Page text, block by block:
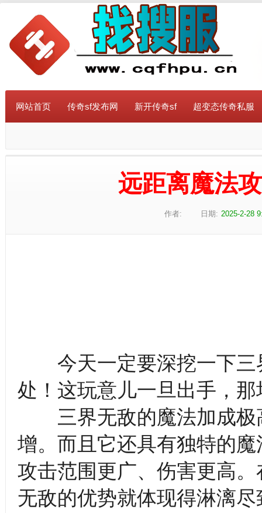
网站首页 传奇sf发布网 新开传奇sf 超变态传奇私服
远距离魔法
作者: 日期: 2025-2-28
今天一定要深挖一下三
处！这玩意儿一旦出手，
三界无敌的魔法加成极
增。而且它还具有独特的
攻击范围更广、伤害更高
无敌的优势就体现得淋漓